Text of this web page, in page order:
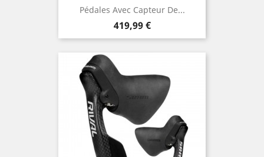
Pédales Avec Capteur De...
Prix
419,99 €